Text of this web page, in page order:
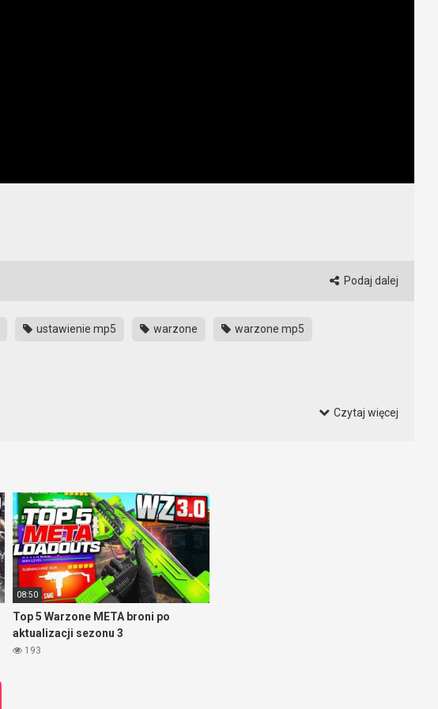
Podaj dalej
ustawienie mp5 warzone warzone mp5
Czytaj więcej
08:50
Top 5 Warzone META broni po
aktualizacji sezonu 3
193